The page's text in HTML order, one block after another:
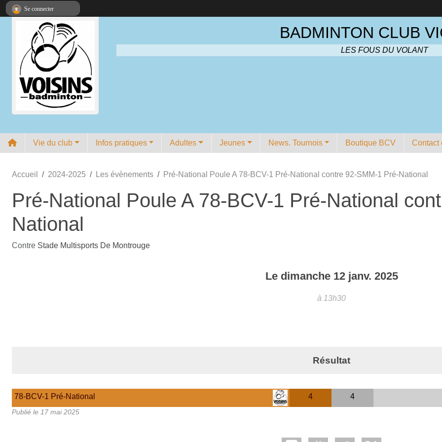
BADMINTON CLUB
LES FOUS DU VOLANT
Vie du club Infos pratiques Adultes Jeunes News. Tournois Boutique BCV Contact
Accueil 2024-2025 Les évènements Pré-National Poule A 78-BCV-1 Pré-National contre 92-SMM-1 Pré-National
Pré-National Poule A 78-BCV-1 Pré-National
National
Contre Stade Multisports De Montrouge
Le dimanche 12 janv. 2025
à 13h30
Résultat
78-BCV-1 Pré-National 4 4
Publié le 17 mai 2025
Se connecter
Panneau de gestion des cookies